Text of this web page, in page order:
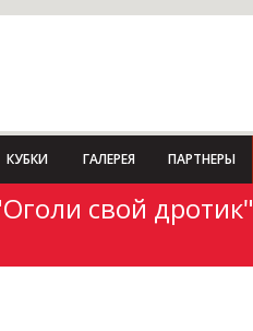
КУБКИ ГАЛЕРЕЯ ПАРТНЕРЫ
свой дротик"